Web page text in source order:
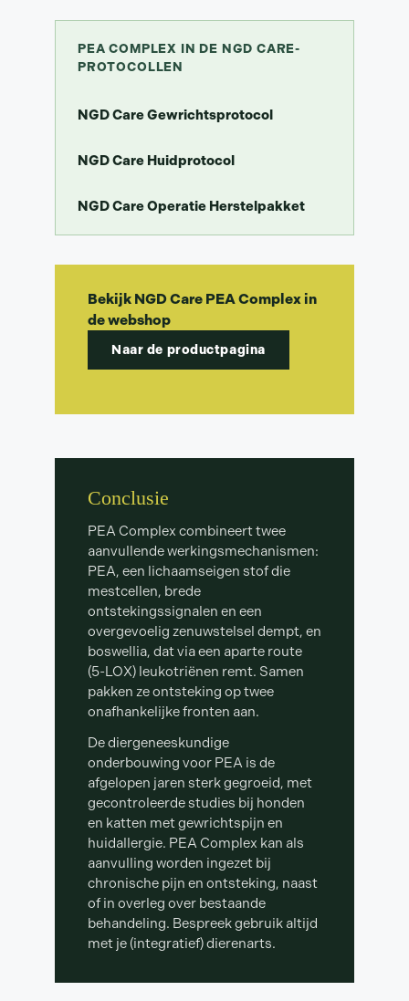
PEA COMPLEX IN DE NGD CARE-
PROTOCOLLEN
NGD Care Gewrichtsprotocol
NGD Care Huidprotocol
NGD Care Operatie Herstelpakket
Bekijk NGD Care PEA Complex in
de webshop
Naar de productpagina
Conclusie
PEA Complex combineert twee
aanvullende werkingsmechanismen:
PEA, een lichaamseigen stof die
mestcellen, brede
ontstekingssignalen en een
overgevoelig zenuwstelsel dempt, en
boswellia, dat via een aparte route
(5-LOX) leukotriënen remt. Samen
pakken ze ontsteking op twee
onafhankelijke fronten aan.
De diergeneeskundige
onderbouwing voor PEA is de
afgelopen jaren sterk gegroeid, met
gecontroleerde studies bij honden
en katten met gewrichtspijn en
huidallergie. PEA Complex kan als
aanvulling worden ingezet bij
chronische pijn en ontsteking, naast
of in overleg over bestaande
behandeling. Bespreek gebruik altijd
met je (integratief) dierenarts.